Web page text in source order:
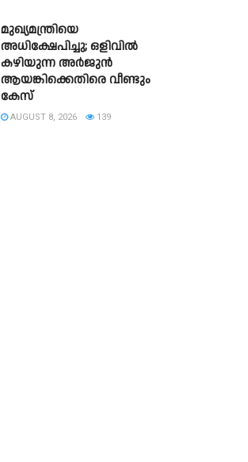
മുഖ്യമന്ത്രിയെ
അധിക്ഷേപിച്ചു; ഒളിവില്‍
കഴിയുന്ന അർജുൻ
ആയങ്കിക്കെതിരെ വീണ്ടും
കേസ്
AUGUST 8, 2026 139